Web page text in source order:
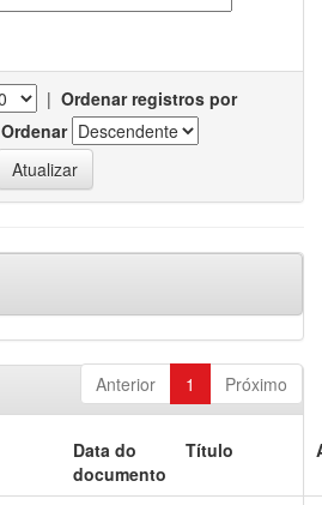
| Ordenar registros por
Ordenar
Anterior 1 Próximo
Data do
documento
Título